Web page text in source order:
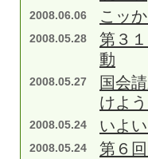
2008.06.06 こッ
2008.05.28
第３
動
2008.05.27
国会
けよ
2008.05.24 いよ
2008.05.24
第６